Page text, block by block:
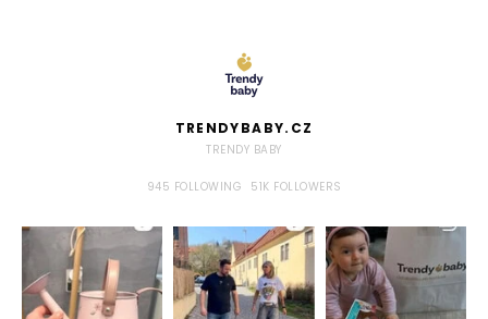
TRENDYBABY.CZ
TRENDY BABY
945 FOLLOWING 51K FOLLOWERS